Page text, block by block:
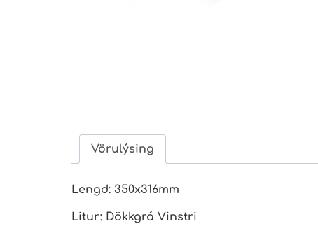
Vörulýsing
Lengd: 350x316mm
Litur: Dökkgrá Vinstri